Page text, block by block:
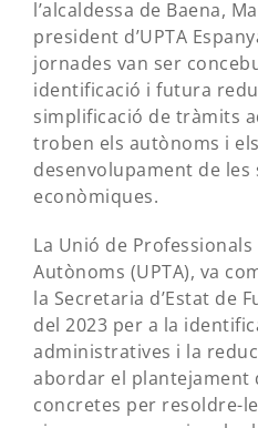
l’alcaldessa de Baena,
president d’UPTA
jornades van ser
identificació i futura
simplificació de tràmits
troben els autònoms i
desenvolupament de les
econòmiques.
La Unió de
Autònoms (UPTA), va
la Secretaria d’Estat de
del 2023 per a la
administratives i la
abordar el plantejament
concretes per resoldre-